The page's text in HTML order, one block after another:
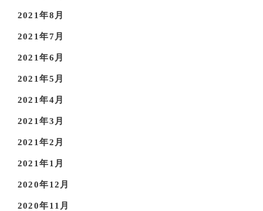
2021年8月
2021年7月
2021年6月
2021年5月
2021年4月
2021年3月
2021年2月
2021年1月
2020年12月
2020年11月